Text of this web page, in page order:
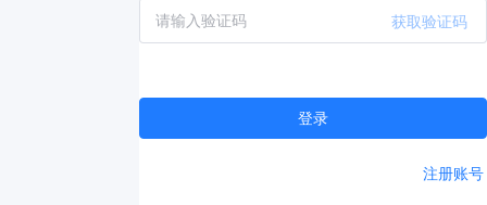
获取验证码
登录
注册账号